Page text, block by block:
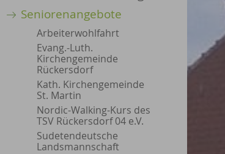
Seniorenangebote
Arbeiterwohlfahrt
Evang.-Luth.
Kirchengemeinde
Rückersdorf
Kath. Kirchengemeinde
St. Martin
Nordic-Walking-Kurs des
TSV Rückersdorf 04 e.V.
Sudetendeutsche
Landsmannschaft